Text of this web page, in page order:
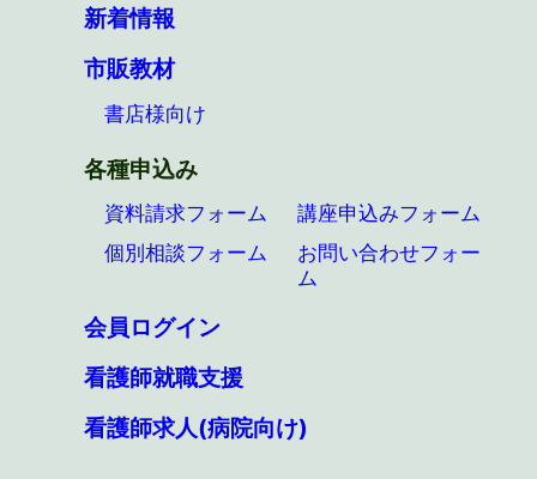
新着情報
市販教材
書店様向け
各種申込み
資料請求フォーム
講座申込みフォーム
個別相談フォーム
お問い合わせフォー
ム
会員ログイン
看護師就職支援
看護師求人(病院向け)